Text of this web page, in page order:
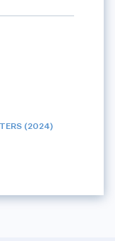
(2024)